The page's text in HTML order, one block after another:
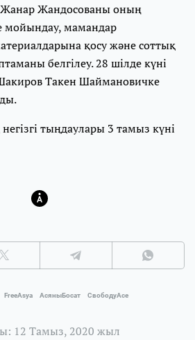
Жандосованы оның
мойындау, мамандар
қосу және соттық
белгілеу. 28 шілде күні
Шакиров Такен Шаймановичке
негізгі тыңдаулары 3 тамыз күні
FreeAsya АсяныБосат СвободуАсе
12 Тамыз, 2020 жыл